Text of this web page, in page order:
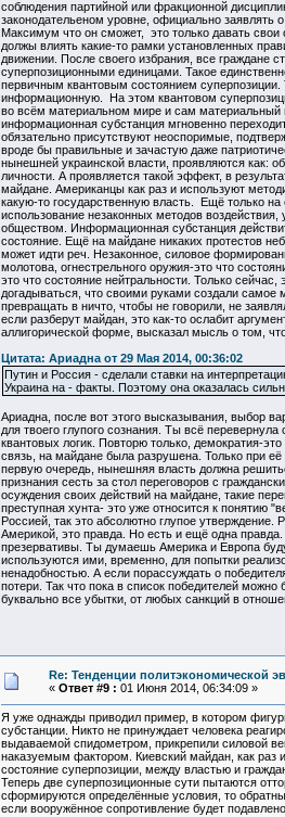
соблюдения партийной или фракционной
законодательеном уровне, официально заявлять
Максимум что он сможет, это только давать
должы влиять какие-то рамки установленных
движении. После своего избрания, все граждане
суперпозиционными единицами. Такое
первичным квантовым состоянием суперпозиции.
информационную. На этом квантовом
во всём материальном мире и сам материальный
информационная субстанция мгновенно
обязательно присутствуют неоспоримые,
вроде бы правильные и зачастую даже
нынешней украинской власти, проявляются как:
личности. А проявляется такой эффект, в
майдане. Американцы как раз и используют
какую-то государственную власть. Ещё только на
использование незаконных методов
обществом. Информационная субстанция
состояние. Ещё на майдане никаких протестов
может идти реч. Незаконное, силовое
молотова, огнестрельного оружия-это что
это что состояние нейтральности. Только
догадываться, что своими руками создали самое
превращать в ничто, чтобы не говорили, не
если разберут майдан, это как-то ослабит
аллигорической форме, высказал мысль о том,
Цитата: Ариадна от 29 Мая 2014, 00:36:02
Путин и Россия - сделали ставки на
Украина на - факты. Поэтому она оказалась
Ариадна, после вот этого высказывания, выбор
для твоего глупого сознания. Ты всё
квантовых логик. Повторю только, демократия-
связь, на майдане была разрушена. Только при
первую очередь, нынешняя власть должна
признания сесть за стол переговоров с
осуждения своих действий на майдане, такие
преступная хунта- это уже относится к понятию
Россией, так это абсолютно глупое
Америкой, это правда. Но есть и ещё одна
презервативы. Ты думаешь Америка и Европа
используются ими, временно, для попытки
ненадобностью. А если порассуждать о
потери. Так что пока в список победителей
буквально все убытки, от любых санкций в
Re: Тенденции политэкономической
« Ответ #9 : 01 Июня 2014, 06:34:09 »
Я уже однажды приводил пример, в котором
субстанции. Никто не принуждает человека
выдаваемой спидометром, прикрепили силовой
наказуемым фактором. Киевский майдан, как раз
состояние суперпозиции, между властью и
Теперь две суперпозиционные сути пытаются
сформируются определённые условия, то
если вооружённое сопротивление будет